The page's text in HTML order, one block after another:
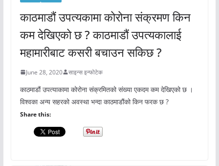
काठमाडौं उपत्यकामा कोरोना संक्रमण किन
कम देखिएको छ ? काठमाडौं उपत्यकालाई
महामारीबाट कसरी बचाउन सकिछ ?
June 28, 2020 साइन्स इन्फोटेक
काठमाडौं उपत्याकामा कोरोना संक्रमितको संख्या एकदम कम देखिएको छ ।
विश्वका अन्य सहरको अवस्था भन्दा काठमाडौंको किन फरक छ ?
Share this: